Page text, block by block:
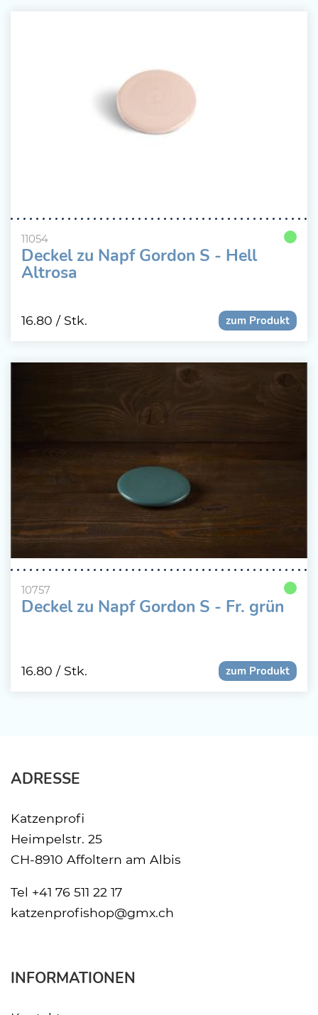
11054
Deckel zu Napf Gordon S - Hell
Altrosa
zum Produkt
16.80 / Stk.
10757
Deckel zu Napf Gordon S - Fr. grün
zum Produkt
16.80 / Stk.
ADRESSE
Katzenprofi
Heimpelstr. 25
CH-8910 Affoltern am Albis
Tel +41 76 511 22 17
katzenprofishop@gmx.ch
INFORMATIONEN